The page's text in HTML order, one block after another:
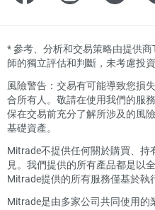
*參考、分析和交易策略由提供
師的獨立評估和判斷，未考慮投
風險警告：交易有可能導致您損
合所有人。敬請在使用我們的服
保在交易前充分了解所涉及的風
基礎資產。
Mitrade不提供任何關於購買、
見。我們提供的所有產品都是以
Mitrade提供的所有服務僅基於執
Mitrade是由多家公司共同使用的